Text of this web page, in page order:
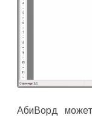
АбиВорд